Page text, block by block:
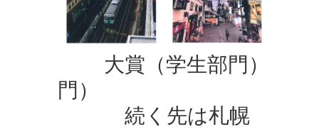
大賞（学生部
門）
続く先は